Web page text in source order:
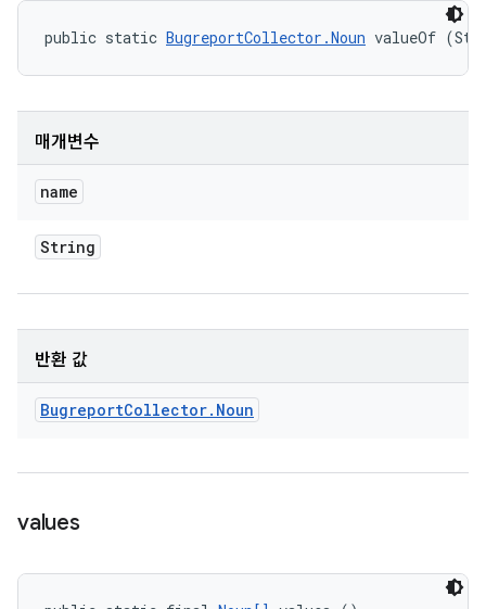
public static BugreportCollector.Noun valueOf
매개변수
name
String
반환 값
BugreportCollector. Noun
values